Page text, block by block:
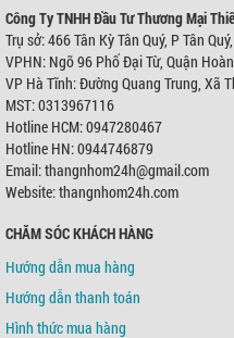
VP Hà Nội:
Địa chỉ:Ngõ 96 Phố Đại Từ,
Điện thoại:0944746879
Ngân hàng Ngoại thương Việt
Chi nhánh:Chi nhánh Hùng
Chủ TK:Công ty TNHH Đầu Tư
Số TK:0421000489933
Chủ TK:
Số TK:
Công Ty TNHH Đầu Tư Thương Mại
Trụ sở: 466 Tân Kỳ Tân Quý, P Tân
VPHN: Ngõ 96 Phố Đại Từ, Quận
VP Hà Tĩnh: Đường Quang Trung, Xã
MST: 0313967116
Hotline HCM: 0947280467
Hotline HN: 0944746879
Email: thangnhom24h@gmail.com
Website: thangnhom24h.com
CHĂM SÓC KHÁCH HÀNG
Hướng dẫn mua hàng
Hướng dẫn thanh toán
Hình thức mua hàng